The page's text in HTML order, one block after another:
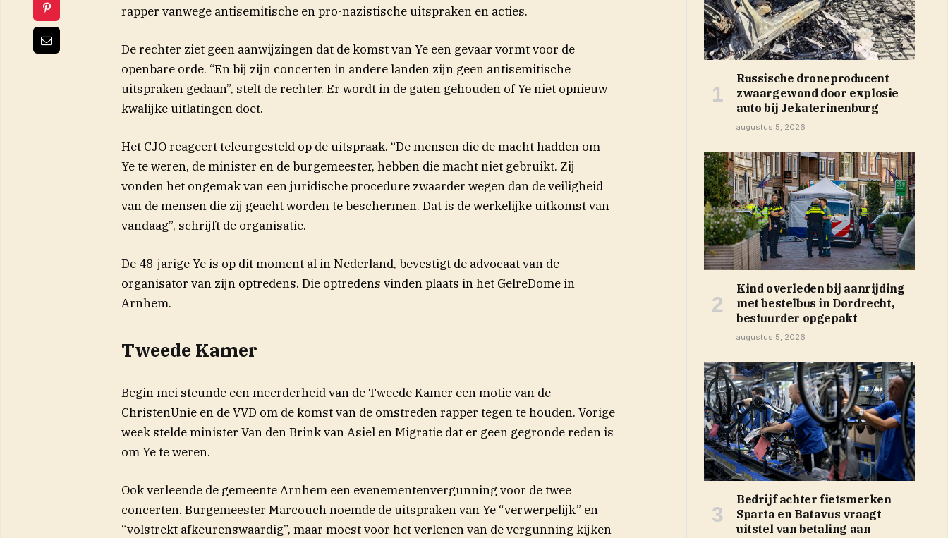
rapper vanwege antisemitische en pro-nazistische uitspraken en acties.
De rechter ziet geen aanwijzingen dat de komst van Ye een gevaar vormt voor de
openbare orde. “En bij zijn concerten in andere landen zijn geen antisemitische
uitspraken gedaan”, stelt de rechter. Er wordt in de gaten gehouden of Ye niet opnieuw
kwalijke uitlatingen doet.
Het CJO reageert teleurgesteld op de uitspraak. “De mensen die de macht hadden om
Ye te weren, de minister en de burgemeester, hebben die macht niet gebruikt. Zij
vonden het ongemak van een juridische procedure zwaarder wegen dan de veiligheid
van de mensen die zij geacht worden te beschermen. Dat is de werkelijke uitkomst van
vandaag”, schrijft de organisatie.
De 48-jarige Ye is op dit moment al in Nederland, bevestigt de advocaat van de
organisator van zijn optredens. Die optredens vinden plaats in het GelreDome in
Arnhem.
Tweede Kamer
Begin mei steunde een meerderheid van de Tweede Kamer een motie van de
ChristenUnie en de VVD om de komst van de omstreden rapper tegen te houden. Vorige
week stelde minister Van den Brink van Asiel en Migratie dat er geen gegronde reden is
om Ye te weren.
Ook verleende de gemeente Arnhem een evenementenvergunning voor de twee
concerten. Burgemeester Marcouch noemde de uitspraken van Ye “verwerpelijk” en
“volstrekt afkeurenswaardig”, maar moest voor het verlenen van de vergunning kijken
Russische droneproducent
zwaargewond door explosie
auto bij Jekaterinenburg
augustus 5, 2026
Kind overleden bij aanrijding
met bestelbus in Dordrecht,
bestuurder opgepakt
augustus 5, 2026
Bedrijf achter fietsmerken
Sparta en Batavus vraagt
uitstel van betaling aan